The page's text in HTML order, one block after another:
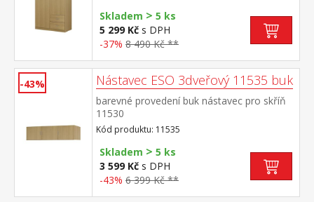
Skladem > 5 ks
5 299 Kč s DPH
-37% 8 490 Kč **
-43% Nástavec ESO 3dveřový 11535 buk
barevné provedení buk nástavec pro skříň
11530
Kód produktu: 11535
Skladem > 5 ks
3 599 Kč s DPH
-43% 6 399 Kč **